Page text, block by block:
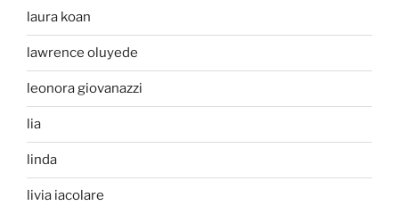
laura koan
lawrence oluyede
leonora giovanazzi
lia
linda
livia iacolare